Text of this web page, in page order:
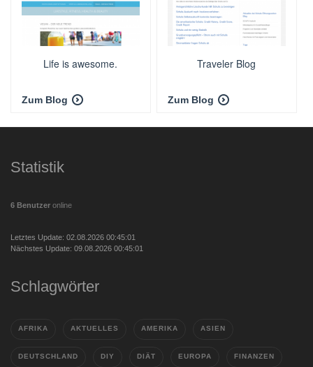
Life is awesome.
Zum Blog
Traveler Blog
Zum Blog
Statistik
6 Benutzer online
Letztes Update: 02.08.2026 00:45:01
Nächstes Update: 09.08.2026 00:45:01
Schlagwörter
AFRIKA AKTUELLES AMERIKA ASIEN
DEUTSCHLAND DIY DIÄT EUROPA FINANZEN